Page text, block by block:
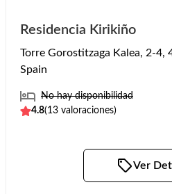
Residencia Kirikiño
Torre Gorostitzaga Kalea, 2-4,
Spain
No hay disponibilidad
4.8(13 valoraciones)
Ver